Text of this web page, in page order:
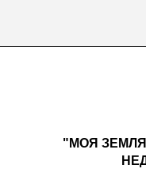
"МОЯ